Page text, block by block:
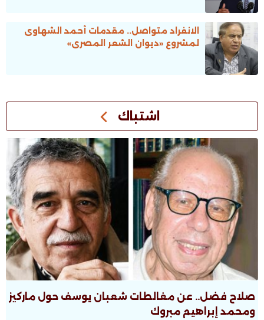
الانفراد متواصل.. مقدمات أحمد الشهاوى
لمشروع «ديوان الشعر المصرى»
اشتباك
صلاح فضل.. عن مغالطات شعبان يوسف حول ماركيز
ومحمد إبراهيم مبروك